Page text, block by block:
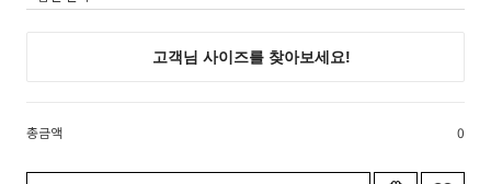
총금액 0